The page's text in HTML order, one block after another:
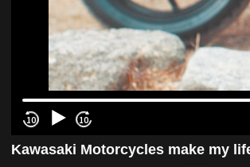
Kawasaki Motorcycles make my